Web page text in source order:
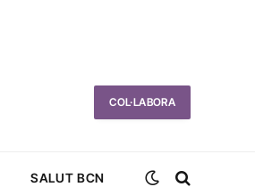
COL·LABORA
SALUT BCN